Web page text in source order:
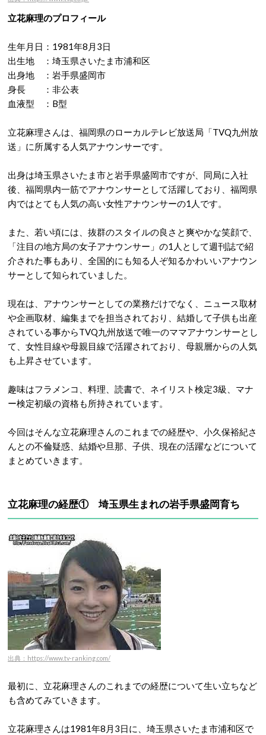
立花麻理のプロフィール
生年月日：1981年8月3日
出生地 ：埼玉県さいたま市浦和区
出身地 ：岩手県盛岡市
身長 ：非公表
血液型 ：B型
立花麻理さんは、福岡県のローカルテレビ放送局「TVQ九州放
送」に所属する人気アナウンサーです。
出身は埼玉県さいたま市と岩手県盛岡市ですが、同局に入社
後、福岡県内一筋でアナウンサーとして活躍しており、福岡県
内ではとても人気の高い女性アナウンサーの1人です。
また、若い頃には、抜群のスタイルの良さと爽やかな笑顔で、
「注目の地方局の女子アナウンサー」の1人として週刊誌で紹
介された事もあり、全国的にも知る人ぞ知るかわいいアナウン
サーとして知られていました。
現在は、アナウンサーとしての業務だけでなく、ニュース取材
や企画取材、編集までを担当されており、結婚して子供も出産
されている事からTVQ九州放送で唯一のママアナウンサーとし
て、女性目線や母親目線で活躍されており、母親層からの人気
も上昇させています。
趣味はフラメンコ、料理、読書で、ネイリスト検定3級、マナ
ー検定初級の資格も所持されています。
今回はそんな立花麻理さんのこれまでの経歴や、小久保裕紀さ
んとの不倫疑惑、結婚や旦那、子供、現在の活躍などについて
まとめていきます。
立花麻理の経歴① 埼玉県生まれの岩手県盛岡育ち
出典：https://www.tv-ranking.com/
最初に、立花麻理さんのこれまでの経歴について生い立ちなど
も含めてみていきます。
立花麻理さんは1981年8月3日に、埼玉県さいたま市浦和区で